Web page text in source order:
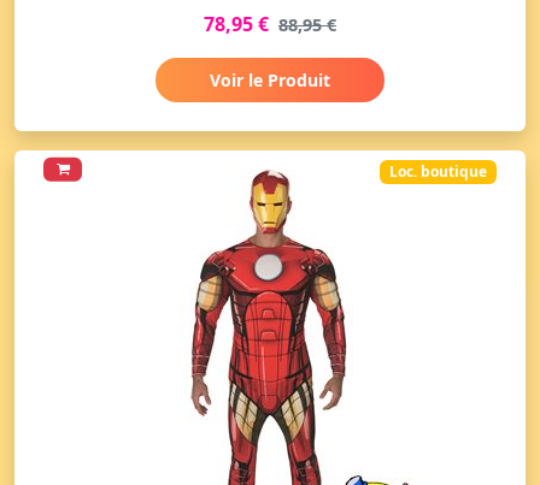
78,95 € 88,95 €
Voir le Produit
Loc. boutique